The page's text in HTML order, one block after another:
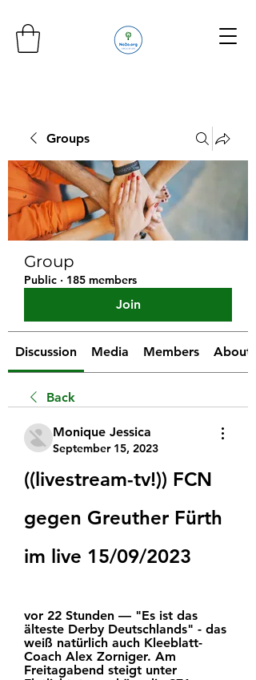
Groups
Group
Public · 185 members
Join
Discussion Media Members About
Back
Monique Jessica
September 15, 2023
((livestream-tv!)) FCN
gegen Greuther Fürth
im live 15/09/2023
vor 22 Stunden — "Es ist das
älteste Derby Deutschlands" - das
weiß natürlich auch Kleeblatt-
Coach Alex Zorniger. Am
Freitagabend steigt unter